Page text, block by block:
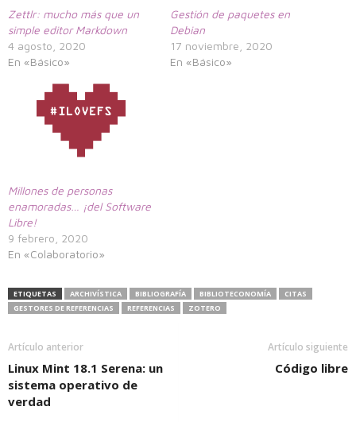
Zettlr: mucho más que un
simple editor Markdown
4 agosto, 2020
En «Básico»
Gestión de paquetes en
Debian
17 noviembre, 2020
En «Básico»
Millones de personas
enamoradas… ¡del Software
Libre!
9 febrero, 2020
En «Colaboratorio»
ETIQUETAS ARCHIVÍSTICA BIBLIOGRAFÍA BIBLIOTECONOMÍA
CITAS
GESTORES DE REFERENCIAS
REFERENCIAS ZOTERO
Artículo anterior
Linux Mint 18.1 Serena: un
sistema operativo de
verdad
Artículo siguiente
Código libre